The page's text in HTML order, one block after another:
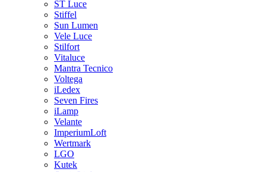
ST Luce
Stiffel
Sun Lumen
Vele Luce
Stilfort
Vitaluce
Mantra Tecnico
Voltega
iLedex
Seven Fires
iLamp
Velante
ImperiumLoft
Wertmark
LGO
Kutek